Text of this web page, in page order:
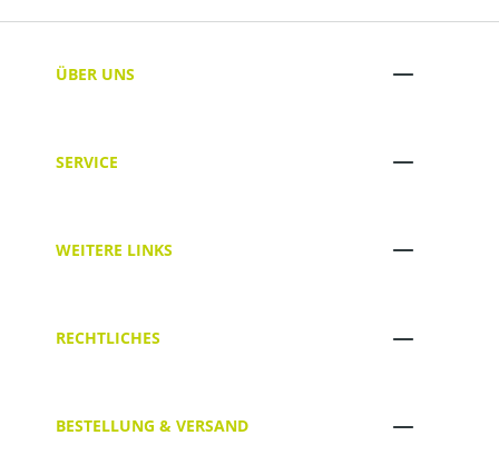
ÜBER UNS
SERVICE
WEITERE LINKS
RECHTLICHES
BESTELLUNG & VERSAND